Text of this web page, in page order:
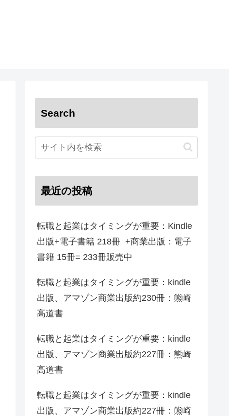
Search
最近の投稿
転職と起業はタイミングが重要：Kindle
出版+電子書籍 218冊 +商業出版：電子
書籍 15冊= 233冊販売中
転職と起業はタイミングが重要：kindle
出版、アマゾン商業出版約230冊：熊崎
高道書
転職と起業はタイミングが重要：kindle
出版、アマゾン商業出版約227冊：熊崎
高道書
転職と起業はタイミングが重要：kindle
出版、アマゾン商業出版約227冊：熊崎